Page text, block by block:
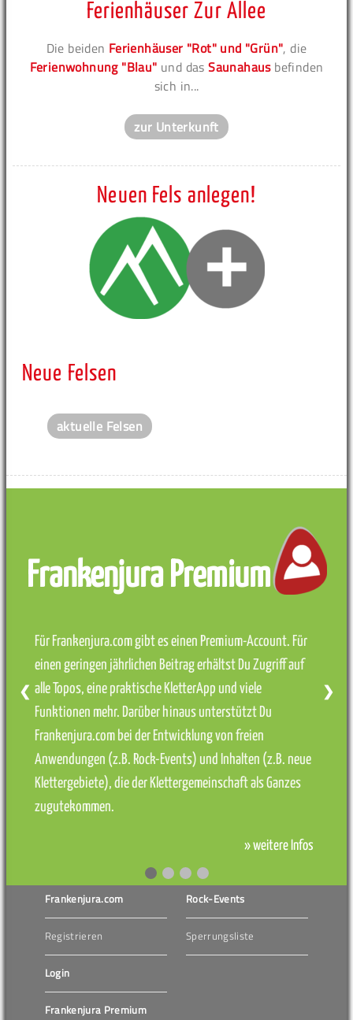
Ferienhäuser Zur Allee
Die beiden Ferienhäuser "Rot" und "Grün", die
Ferienwohnung "Blau" und dasSaunahausbefinden
sich in...
zur Unterkunft
Neuen Fels anlegen!
Neue Felsen
aktuelle Felsen
Frankenjura Premium
Für Frankenjura.com gibt es einen Premium-Account. Für
einen geringen jährlichen Beitrag erhältst Du Zugriff auf
alle Topos, eine praktische KletterApp und viele
Funktionen mehr. Darüber hinaus unterstützt Du
Frankenjura.com bei der Entwicklung von freien
Anwendungen (z.B. Rock-Events) und Inhalten (z.B. neue
Klettergebiete), die der Klettergemeinschaft als Ganzes
zugutekommen.
» weitere Infos
❮ ❯
Frankenjura.com
Registrieren
Login
Frankenjura Premium
Rock-Events
Sperrungsliste